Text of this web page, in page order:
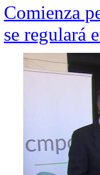
Comienza
se regulará